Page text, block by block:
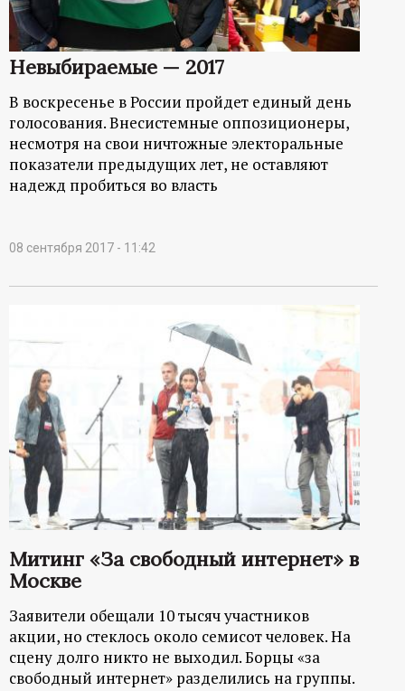
Невыбираемые — 2017
В воскресенье в России пройдет единый день
голосования. Внесистемные оппозиционеры,
несмотря на свои ничтожные электоральные
показатели предыдущих лет, не оставляют
надежд пробиться во власть
08 сентября 2017 - 11:42
Митинг «За свободный интернет» в
Москве
Заявители обещали 10 тысяч участников
акции, но стеклось около семисот человек. На
сцену долго никто не выходил. Борцы «за
свободный интернет» разделились на группы.